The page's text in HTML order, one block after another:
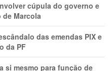
cúpula do governo e
Marcola
das emendas PIX e
da PF
si mesmo para função de